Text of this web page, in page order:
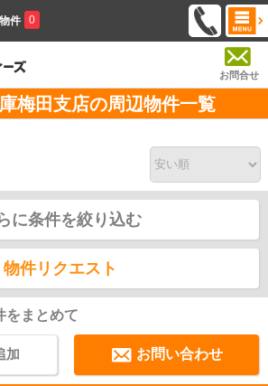
件 0
お問合せ
梅田支店の周辺物件一覧
に条件を絞り込む
物件リクエスト
をまとめて
加 お問い合わせ